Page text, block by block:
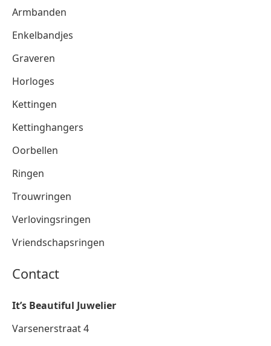
Armbanden
Enkelbandjes
Graveren
Horloges
Kettingen
Kettinghangers
Oorbellen
Ringen
Trouwringen
Verlovingsringen
Vriendschapsringen
Contact
It’s Beautiful Juwelier
Varsenerstraat 4